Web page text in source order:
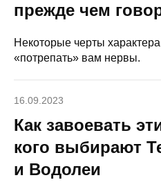
прежде чем
Некоторые черты
«потрепать» вам нервы.
16.09.2023
Как завоевать
кого выбирают
и Водолеи